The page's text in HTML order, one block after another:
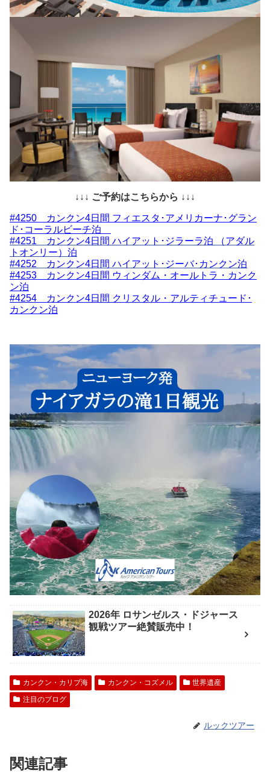
↓↓↓ ご予約はこちらから ↓↓↓
#4250 カンクン4日間 フィエスタ･アメリカーナ･グラン
ド･コーラルビーチ泊
#4251 カンクン4日間 ハイアット･ジラーラ泊 （アダル
トオンリー）泊
#4252 カンクン4日間 ハイアット･ジーバ･カンクン泊
#4253 カンクン4日間 ウィンダム・オールトラ・カンク
ン泊
#4254 カンクン4日間 クリスタル・アルティチュード･
カンクン泊
2026年 ロサンゼルス・ドジャース
観戦ツアー絶賛販売中！
カンクン・カリブ海 カンクン・コズメル
世界遺産
注目のブログ
ルックツアー
関連記事